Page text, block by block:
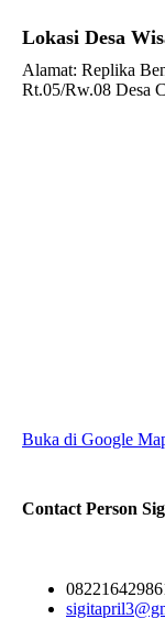
Lokasi Desa
Alamat: Replika
Rt.05/Rw.08 Desa
Buka di Google
Contact Person